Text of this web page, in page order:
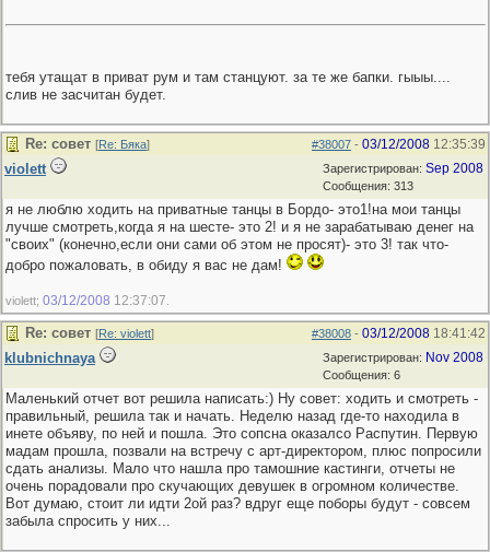
тебя утащат в приват рум и там станцуют. за те же бапки. гыыы....
слив не засчитан будет.
#38007 - 03/12/2008 12:35:39
Re: совет [Re: Бяка]
Зарегистрирован: Sep 2008
Сообщения: 313
violett
я не люблю ходить на приватные танцы в Бордо- это1!на мои танцы
лучше смотреть,когда я на шесте- это 2! и я не зарабатываю денег на
"своих" (конечно,если они сами об этом не просят)- это 3! так что-
добро пожаловать, в обиду я вас не дам!
violett; 03/12/2008 12:37:07
#38008 - 03/12/2008 18:41:42
Re: совет [Re: violett]
Зарегистрирован: Nov 2008
Сообщения: 6
klubnichnaya
Маленький отчет вот решила написать:) Ну совет: ходить и смотреть -
правильный, решила так и начать. Неделю назад где-то находила в
инете объяву, по ней и пошла. Это сопсна оказалсо Распутин. Первую
мадам прошла, позвали на встречу с арт-директором, плюс попросили
сдать анализы. Мало что нашла про тамошние кастинги, отчеты не
очень порадовали про скучающих девушек в огромном количестве.
Вот думаю, стоит ли идти 2ой раз? вдруг еще поборы будут - совсем
забыла спросить у них...